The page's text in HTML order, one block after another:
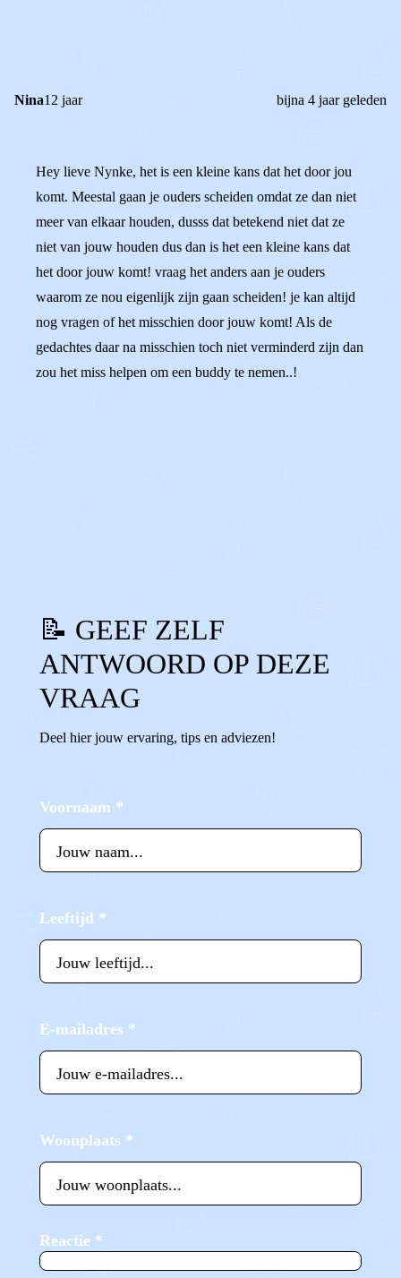
Nina12 jaar bijna 4 jaar geleden
Hey lieve Nynke, het is een kleine kans dat het door jou
komt. Meestal gaan je ouders scheiden omdat ze dan niet
meer van elkaar houden, dusss dat betekend niet dat ze
niet van jouw houden dus dan is het een kleine kans dat
het door jouw komt! vraag het anders aan je ouders
waarom ze nou eigenlijk zijn gaan scheiden! je kan altijd
nog vragen of het misschien door jouw komt! Als de
gedachtes daar na misschien toch niet verminderd zijn dan
zou het miss helpen om een buddy te nemen..!
📝 GEEF ZELF
ANTWOORD OP DEZE
VRAAG
Deel hier jouw ervaring, tips en adviezen!
Voornaam *
Leeftijd *
E-mailadres *
Woonplaats *
Reactie *